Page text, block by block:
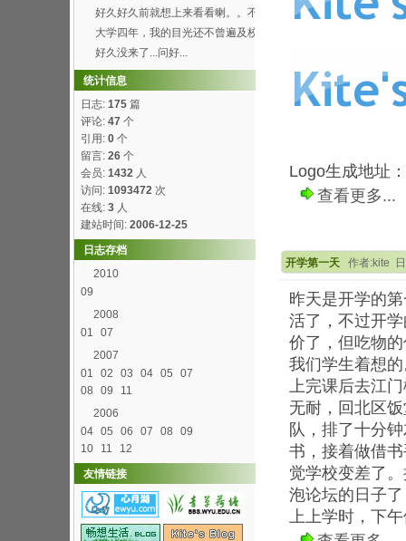
Logo生成地址：
查看更多...
开学第一天 作者:kite
昨天是开学的
活了，不过开
价了，但吃物
我们学生着想
上完课后去江
无耐，回北区
队，排了十分
书，接着做借
觉学校变差了
泡论坛的日子
上上学时，下
好久好久前就想上来看看喇。。不
过总是打开了首页进不...
大学四年，我的目光还不曾遍及校
园的每个角落，就快要...
好久没来了...问好...
统计信息
日志: 175 篇
评论: 47 个
引用: 0 个
留言: 26 个
会员: 1432 人
访问: 1093472 次
在线: 3 人
建站时间: 2006-12-25
日志存档
2010
09
2008
01
07
2007
01
02 03 04 05
07
08
09
11
2006
04 05 06 07 08
09
10
11
12
友情链接